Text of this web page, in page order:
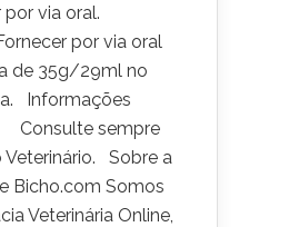
via oral.
por via oral
de 35g/29ml no
Informações
sempre
Veterinário. Sobre a
Bicho.com Somos
Veterinária Online,